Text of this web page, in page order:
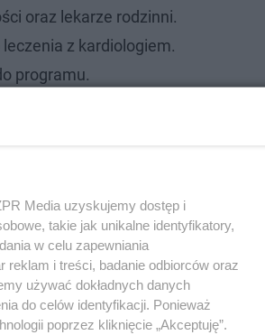
oraz lekarze rodzinni.
z kardiologiem.
programu.
Media uzyskujemy dostęp i
takie jak unikalne identyfikatory,
w celu zapewniania
i treści, badanie odbiorców oraz
używać dokładnych danych
do celów identyfikacji. Ponieważ
poprzez kliknięcie „Akceptuję”.